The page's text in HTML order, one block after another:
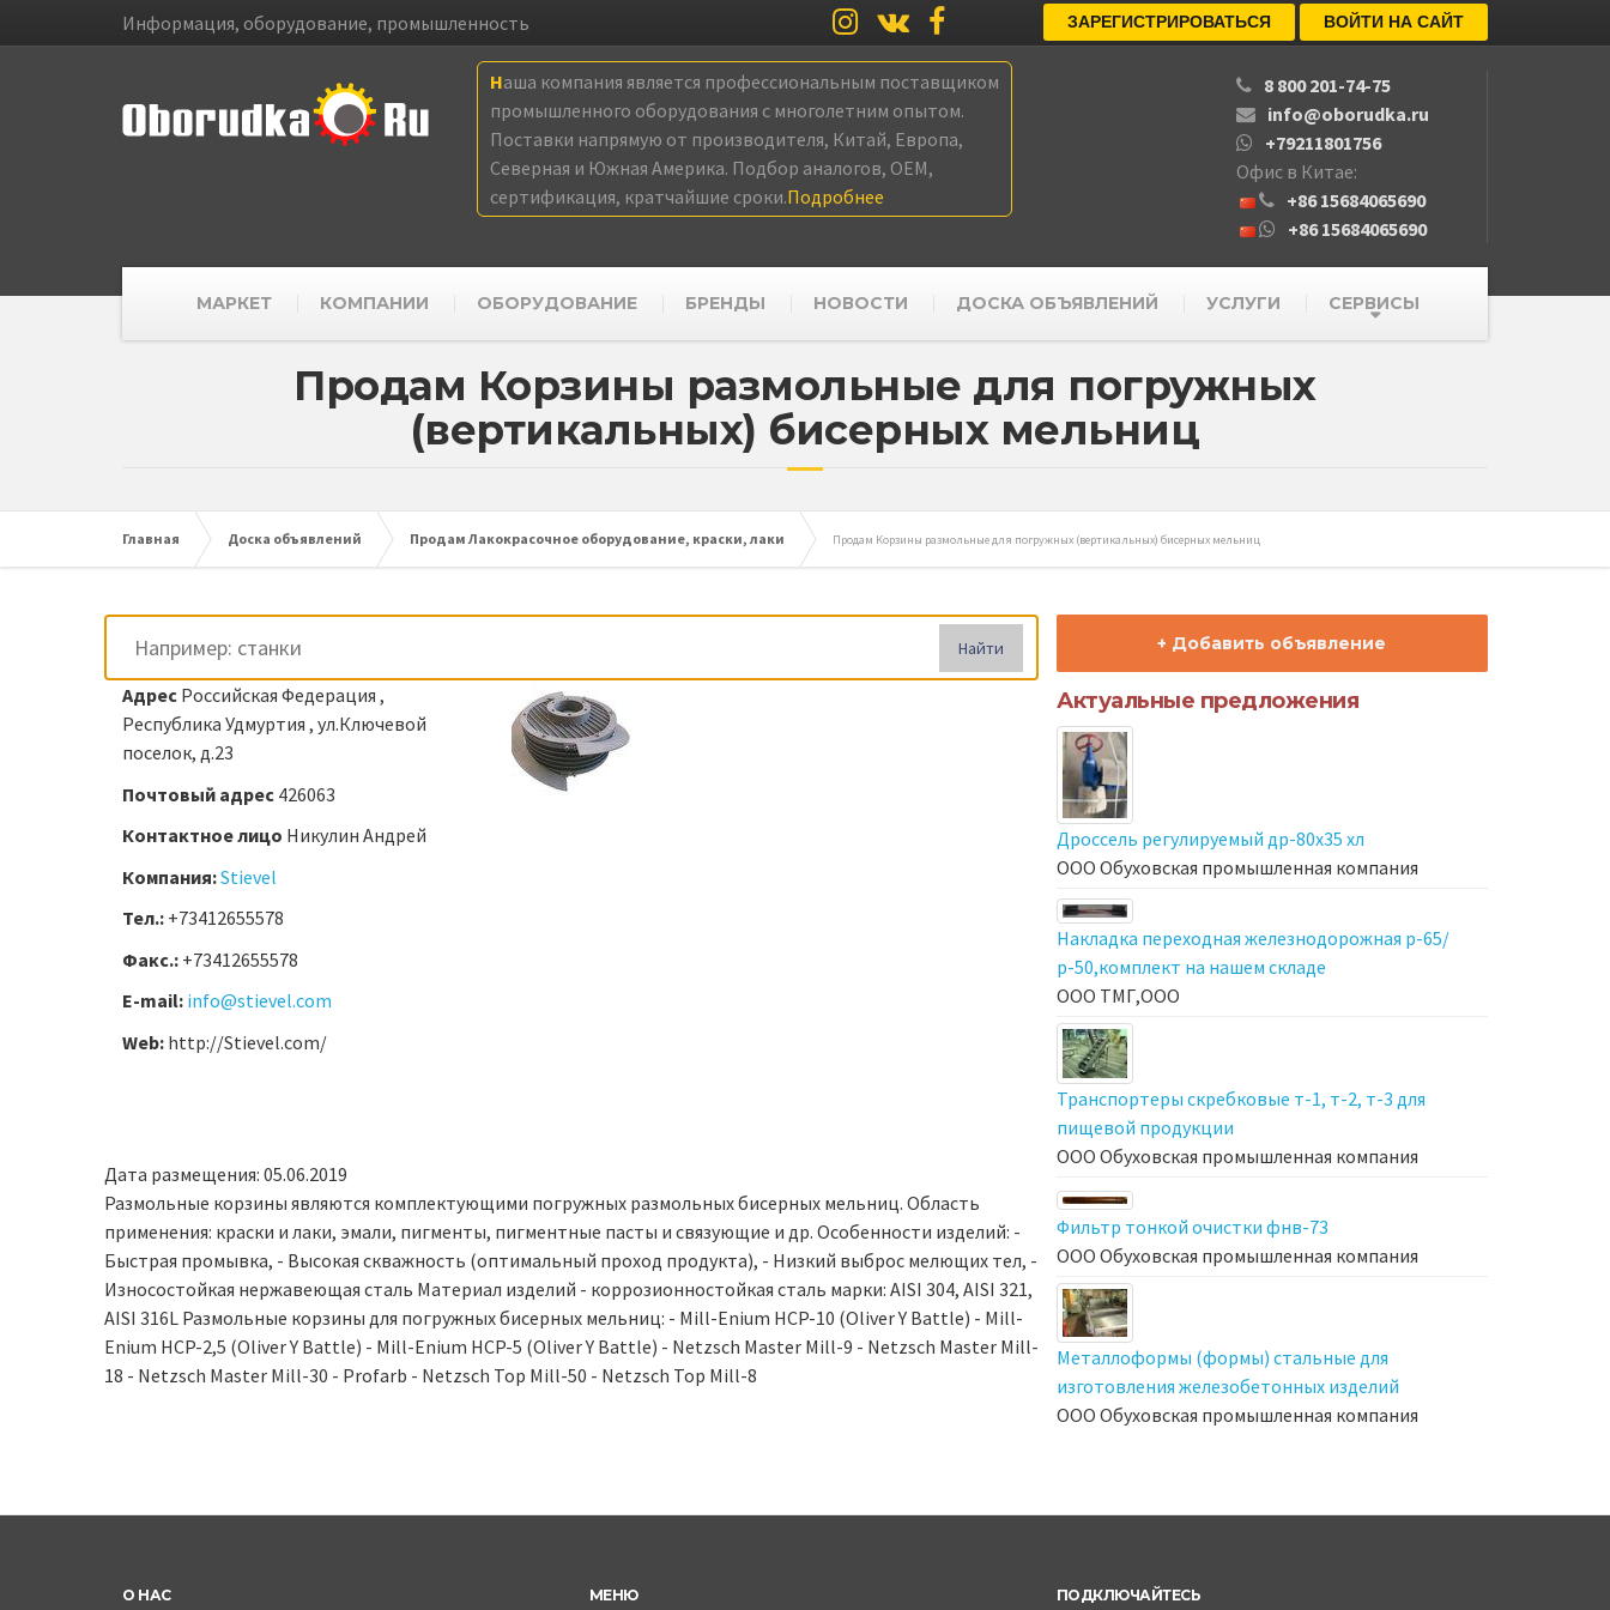
Информация, оборудование, промышленность ЗАРЕГИСТРИРОВАТЬСЯ ВОЙТИ НА САЙТ
Наша компания является профессиональным поставщиком
промышленного оборудования с многолетним опытом.
Поставки напрямую от производителя, Китай, Европа,
Северная и Южная Америка. Подбор аналогов, OEM,
сертификация, кратчайшие сроки.Подробнее
8 800 201-74-75
info@oborudka.ru
+79211801756
Офис в Китае:
+86 15684065690
+86 15684065690
МАРКЕТ КОМПАНИИ ОБОРУДОВАНИЕ БРЕНДЫ НОВОСТИ ДОСКА ОБЪЯВЛЕНИЙ УСЛУГИ СЕРВИСЫ
Продам Корзины размольные для погружных
(вертикальных) бисерных мельниц
Главная Доска объявлений Продам Лакокрасочное оборудование, краски, лаки Продам Корзины размольные для погружных (вертикальных) бисерных мельниц
Найти
Адрес Российская Федерация ,
Республика Удмуртия , ул.Ключевой
поселок, д.23
Почтовый адрес 426063
Контактное лицо Никулин Андрей
Компания:Stievel
Тел.: +73412655578
Факс.: +73412655578
E-mail: info@stievel.com
Web: http://Stievel.com/
Дата размещения: 05.06.2019
Размольные корзины являются комплектующими погружных размольных бисерных мельниц. Область
применения: краски и лаки, эмали, пигменты, пигментные пасты и связующие и др. Особенности изделий: -
Быстрая промывка, - Высокая скважность (оптимальный проход продукта), - Низкий выброс мелющих тел, -
Износостойкая нержавеющая сталь Материал изделий - коррозионностойкая сталь марки: AISI 304, AISI 321,
AISI 316L Размольные корзины для погружных бисерных мельниц: - Mill-Enium HCP-10 (Oliver Y Battle) - Mill-
Enium HCP-2,5 (Oliver Y Battle) - Mill-Enium HCP-5 (Oliver Y Battle) - Netzsch Master Mill-9 - Netzsch Master Mill-
18 - Netzsch Master Mill-30 - Profarb - Netzsch Top Mill-50 - Netzsch Top Mill-8
+ Добавить объявление
Актуальные предложения
Дроссель регулируемый др-80х35 хл
ООО Обуховская промышленная компания
Накладка переходная железнодорожная р-65/
р-50,комплект на нашем складе
ООО ТМГ,ООО
Транспортеры скребковые т-1, т-2, т-3 для
пищевой продукции
ООО Обуховская промышленная компания
Фильтр тонкой очистки фнв-73
ООО Обуховская промышленная компания
Металлоформы (формы) стальные для
изготовления железобетонных изделий
ООО Обуховская промышленная компания
О НАС МЕНЮ ПОДКЛЮЧАЙТЕСЬ